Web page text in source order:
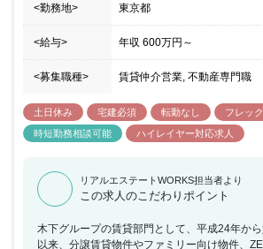
<勤務地> 東京都
<給与> 年収 600万円 ～
<募集職種> 賃貸仲介営業, 不動産専門職
土日休み 宅建必須 転勤なし
フレッ
時短勤務相談可能
ハイレイヤー対応求人
リアルエステートWORKS担当者より
この求人のこだわりポイント
木下グループの賃貸部門として、平成24年か
以来、分譲賃貸物件やファミリー向け物件、